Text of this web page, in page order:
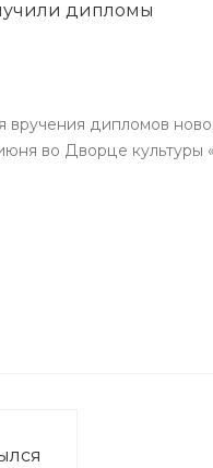
дипломы
вручения дипломов
во Дворце